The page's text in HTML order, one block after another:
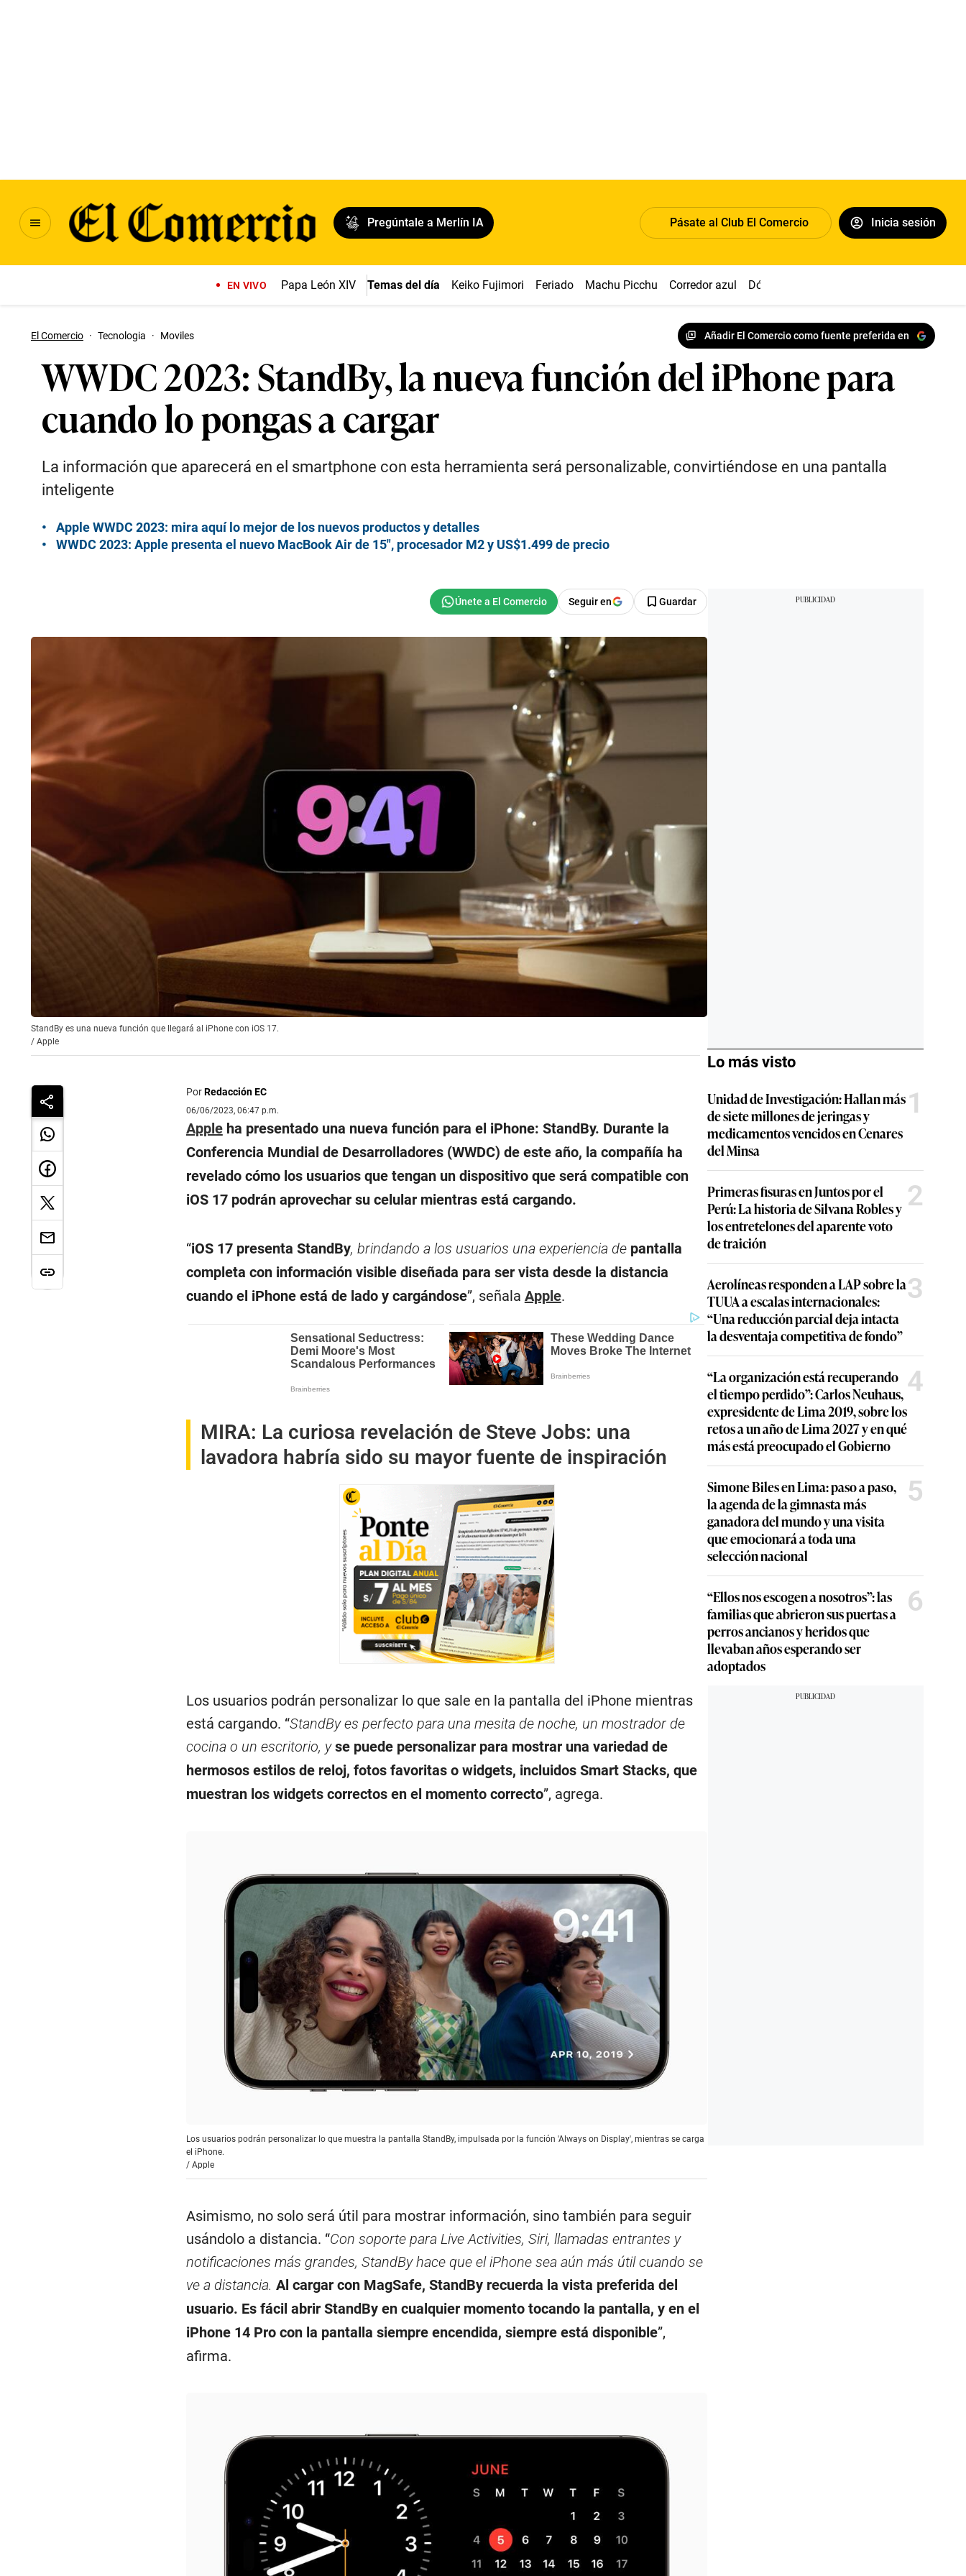
Pregúntale a Merlín IA Pásate al Club El Comercio Inicia sesión
EN VIVO Papa León XIV Temas del día Keiko Fujimori Feriado Machu Picchu Corredor azul Dólar
El Comercio · Tecnologia · Moviles Añadir El Comercio como fuente preferida en
WWDC 2023: StandBy, la nueva función del iPhone para
cuando lo pongas a cargar
La información que aparecerá en el smartphone con esta herramienta será personalizable, convirtiéndose en una pantalla
inteligente
Apple WWDC 2023: mira aquí lo mejor de los nuevos productos y detalles
WWDC 2023: Apple presenta el nuevo MacBook Air de 15″, procesador M2 y US$1.499 de precio
Seguir en Guardar
StandBy es una nueva función que llegará al iPhone con iOS 17.
/ Apple
PorRedacción EC
06/06/2023, 06:47 p.m.
Appleha presentado una nueva función para el iPhone: StandBy. Durante la
Conferencia Mundial de Desarrolladores (WWDC) de este año, la compañía ha
revelado cómo los usuarios que tengan un dispositivo que será compatible con
iOS 17 podrán aprovechar su celular mientras está cargando.
“iOS 17 presenta StandBy, brindando a los usuarios una experiencia de pantalla
completa con información visible diseñada para ser vista desde la distancia
cuando el iPhone está de lado y cargándose”, señala Apple.
MIRA: La curiosa revelación de Steve Jobs: una
lavadora habría sido su mayor fuente de inspiración
Los usuarios podrán personalizar lo que sale en la pantalla del iPhone mientras
está cargando. “StandBy es perfecto para una mesita de noche, un mostrador de
cocina o un escritorio, yse puede personalizar para mostrar una variedad de
hermosos estilos de reloj, fotos favoritas o widgets, incluidos Smart Stacks, que
muestran los widgets correctos en el momento correcto”, agrega.
Los usuarios podrán personalizar lo que muestra la pantalla StandBy, impulsada por la función 'Always on Display', mientras se carga
el iPhone.
/ Apple
Asimismo, no solo será útil para mostrar información, sino también para seguir
usándolo a distancia. “Con soporte para Live Activities, Siri, llamadas entrantes y
notificaciones más grandes, StandBy hace que el iPhone sea aún más útil cuando se
ve a distancia. Al cargar con MagSafe, StandBy recuerda la vista preferida del
usuario. Es fácil abrir StandBy en cualquier momento tocando la pantalla, y en el
iPhone 14 Pro con la pantalla siempre encendida, siempre está disponible”,
afirma.
Lo más visto
Unidad de Investigación: Hallan más
de siete millones de jeringas y
medicamentos vencidos en Cenares
del Minsa
1
Primeras fisuras en Juntos por el
Perú: La historia de Silvana Robles y
los entretelones del aparente voto
de traición
2
Aerolíneas responden a LAP sobre la
TUUA a escalas internacionales:
“Una reducción parcial deja intacta
la desventaja competitiva de fondo”
3
“La organización está recuperando
el tiempo perdido”: Carlos Neuhaus,
expresidente de Lima 2019, sobre los
retos a un año de Lima 2027 y en qué
más está preocupado el Gobierno
4
Simone Biles en Lima: paso a paso,
la agenda de la gimnasta más
ganadora del mundo y una visita
que emocionará a toda una
selección nacional
5
“Ellos nos escogen a nosotros”: las
familias que abrieron sus puertas a
perros ancianos y heridos que
llevaban años esperando ser
adoptados
6